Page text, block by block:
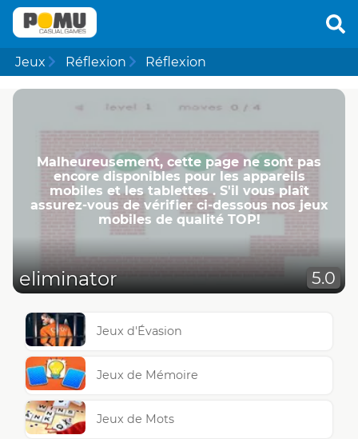
Jeux Réflexion Réflexion
Malheureusement, cette page ne ​​sont pas
encore disponibles pour les appareils
mobiles et les tablettes . S'il vous plaît
assurez-vous de vérifier ci-dessous nos jeux
mobiles de qualité TOP!
eliminator 5.0
Jeux d'Évasion
Jeux de Mémoire
Jeux de Mots